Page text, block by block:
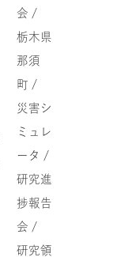
会 /
栃木県
那須
町 /
災害シ
ミュレ
ータ /
研究進
捗報告
会 /
研究領